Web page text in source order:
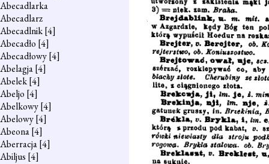
Abecadlarka
Abecadlarz
Abecadlnik[4]
Abecadło [4]
Abecadłowy[4]
Abelagja[4]
Abelek[4]
Abeljo [4]
Abelkowy[4]
Abelowy[4]
Abeona[4]
Aberracja[4]
Abiljus [4]